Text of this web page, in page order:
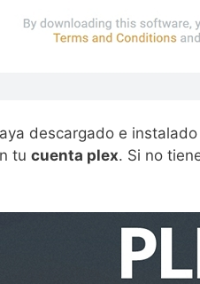
descargado e
tu cuenta plex. Si no